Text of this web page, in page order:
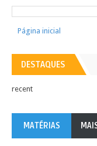
Página inicial
DESTAQUES
recent
MATÉRIAS